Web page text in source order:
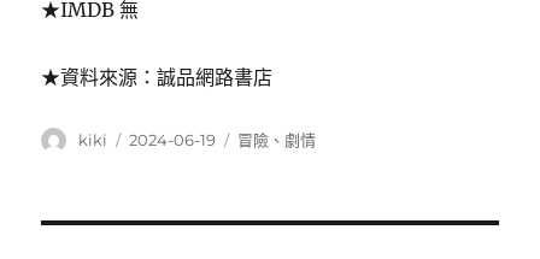
★IMDB 無
★資料來源：誠品網路書店
作
kiki
發
2024-06-19
分
冒險 、 劇情